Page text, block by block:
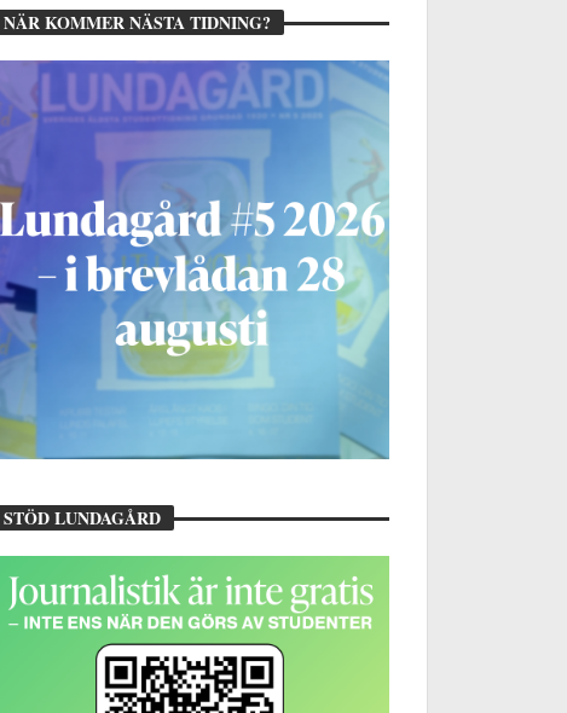
NÄR KOMMER NÄSTA TIDNING?
STÖD LUNDAGÅRD